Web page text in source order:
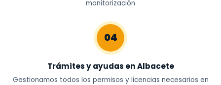
monitorización
04
Trámites y ayudas en Albacete
Gestionamos todos los permisos y licencias necesarios en